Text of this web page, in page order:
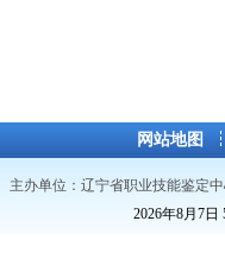
网站地图
主办单位：辽宁省职业技能鉴定
2026年8月7日